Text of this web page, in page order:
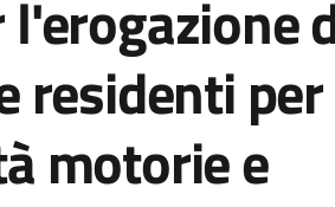
residenti
motorie e